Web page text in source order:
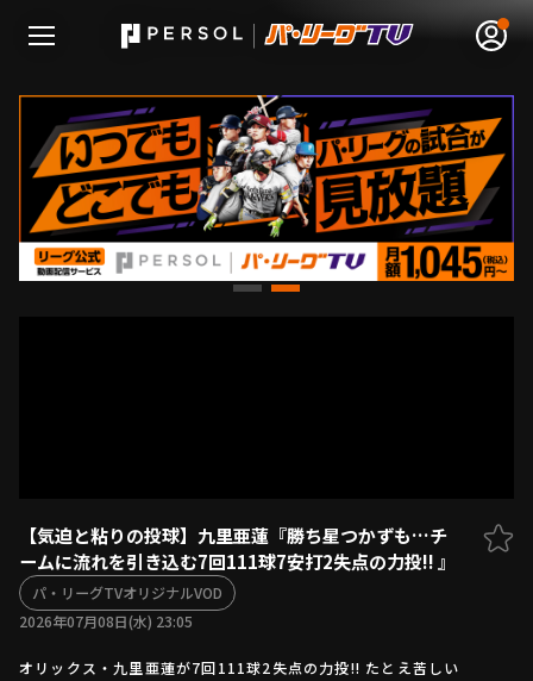
無料アカウント登録 ログイン
HOME
ファーム東地区
ファーム中地区
ファーム西地区
選手名鑑
選手名鑑トップ
北海道日本ハムファイターズ
東北楽天ゴールデンイーグルス
埼玉西武ライオンズ
ニュース
【気迫と粘りの投球】九里亜蓮『勝ち星つかずも…チ
ームに流れを引き込む7回111球7安打2失点の力投!! 』
パ・リーグTVオリジナルVOD
2026年07月08日(水) 23:05
オリックス・九里亜蓮が7回111球2失点の力投!! たとえ苦しい